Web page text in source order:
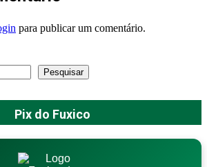
para publicar um comentário.
Pesquisar
Pix do Fuxico